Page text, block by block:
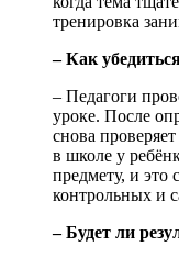
тренировка
– Как
– Педагоги
уроке. После
снова
в школе у
предмету, и это
контрольных и
– Будет ли